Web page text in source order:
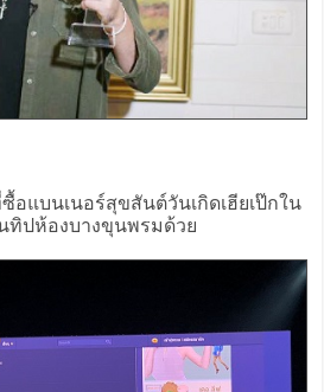
แบนเนอร์สุขสันต์วันเกิดเฮียเป๊กใน
ทิปห้องบางขุนพรมด้วย